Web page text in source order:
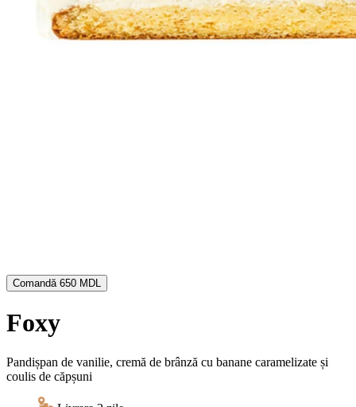
Comandă 650 MDL
Foxy
Pandișpan de vanilie, cremă de brânză cu banane caramelizate și
coulis de căpșuni